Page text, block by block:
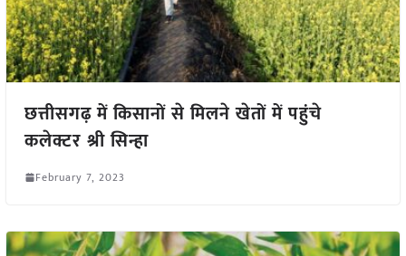
छत्तीसगढ़ में किसानों से मिलने खेतों में पहुंचे
कलेक्टर श्री सिन्हा
February 7, 2023